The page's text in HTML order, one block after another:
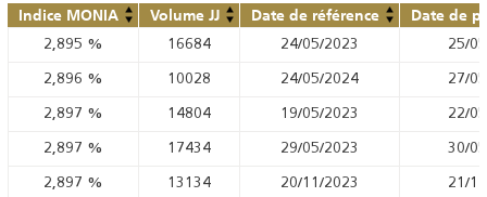
Indice MONIA Volume JJ Date de référence Date de
2,895 % 16684 24/05/2023 25/
2,896 % 10028 24/05/2024 27/
2,897 % 14804 19/05/2023 22/
2,897 % 17434 29/05/2023 30/
2,897 % 13134 20/11/2023 21/